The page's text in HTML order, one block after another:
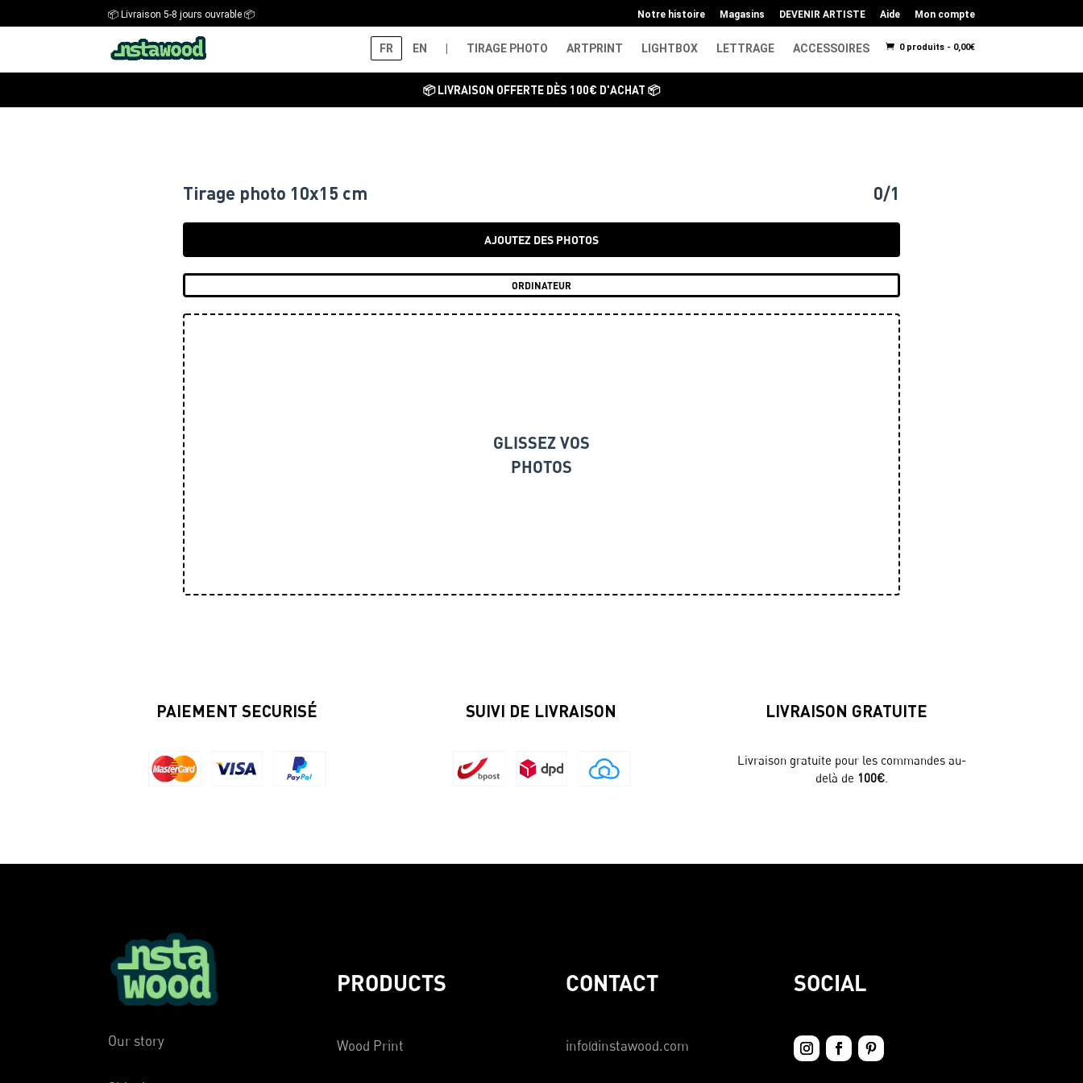
📦 Livraison 5-8 jours ouvrable 📦 Notre histoire Magasins DEVENIR ARTISTE Aide Mon compte
FR EN TIRAGE PHOTO ARTPRINT LIGHTBOX LETTRAGE ACCESSOIRES 0 produits - 0,00€
📦 LIVRAISON OFFERTE DÈS 100€ D'ACHAT 📦
Tirage photo 10x15 cm 0/1
AJOUTEZ DES PHOTOS
ORDINATEUR
GLISSEZ VOS
PHOTOS
PAIEMENT SECURISÉ SUIVI DE LIVRAISON LIVRAISON GRATUITE
Livraison gratuite pour les commandes au-
delà de 100€.
Our story
PRODUCTS
Wood Print
CONTACT
info@instawood.com
SOCIAL